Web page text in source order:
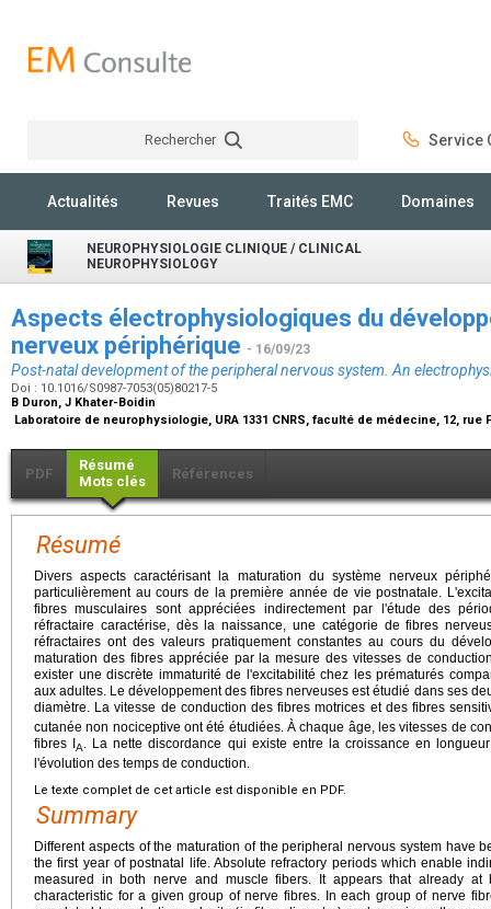
Rechercher Service
Actualités Revues Traités EMC Domaines
NEUROPHYSIOLOGIE CLINIQUE / CLINICAL
NEUROPHYSIOLOGY
Aspects électrophysiologiques du
nerveux périphérique - 16/09/23
Post-natal development of the peripheral nervous system. An
Doi : 10.1016/S0987-7053(05)80217-5
B Duron, J Khater-Boidin
Laboratoire de neurophysiologie, URA 1331 CNRS, faculté de médecine, 12,
PDF
Résumé
Mots clés
Références
Résumé
Divers aspects caractérisant la maturation du système nerveux
particulièrement au cours de la première année de vie postnatale.
fibres musculaires sont appréciées indirectement par l'étude des
réfractaire caractérise, dès la naissance, une catégorie de fibres
réfractaires ont des valeurs pratiquement constantes au cours du
maturation des fibres appréciée par la mesure des vitesses de
exister une discrète immaturité de l'excitabilité chez les prématurés
aux adultes. Le développement des fibres nerveuses est étudié dans ses
diamètre. La vitesse de conduction des fibres motrices et des fibres
cutanée non nociceptive ont été étudiées. À chaque âge, les vitesses de
fibres I
A. La nette discordance qui existe entre la croissance en
l'évolution des temps de conduction.
Le texte complet de cet article est disponible en PDF.
Summary
Different aspects of the maturation of the peripheral nervous system have
the first year of postnatal life. Absolute refractory periods which enable
measured in both nerve and muscle fibers. It appears that already at
characteristic for a given group of nerve fibres. In each group of nerve